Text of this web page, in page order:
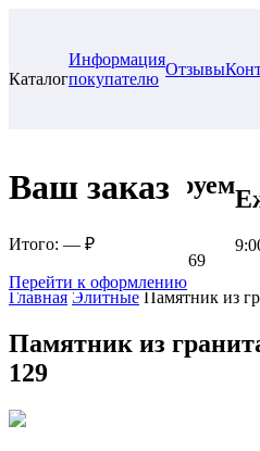
Каталог
Информация
покупателю
Отзывы
Ваш заказ
Итого: — ₽
Перейти к оформлению
Проконсультируем
г. Самара, ул. Гагарина, 69
Главная Элитные Памятник из
Памятник из
129